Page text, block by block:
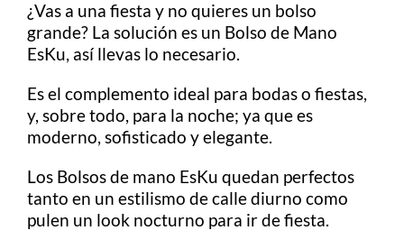
¿Vas a una fiesta y no quieres un bolso
grande? La solución es un Bolso de Mano
EsKu, así llevas lo necesario.
Es el complemento ideal para bodas o fiestas,
y, sobre todo, para la noche; ya que es
moderno, sofisticado y elegante.
Los Bolsos de mano EsKu quedan perfectos
tanto en un estilismo de calle diurno como
pulen un look nocturno para ir de fiesta.